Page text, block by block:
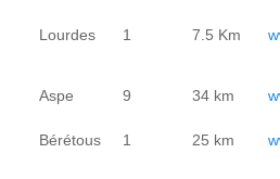
Lourdes 1 7.5 Km
Aspe 9 34 km
Bérétous 1 25 km